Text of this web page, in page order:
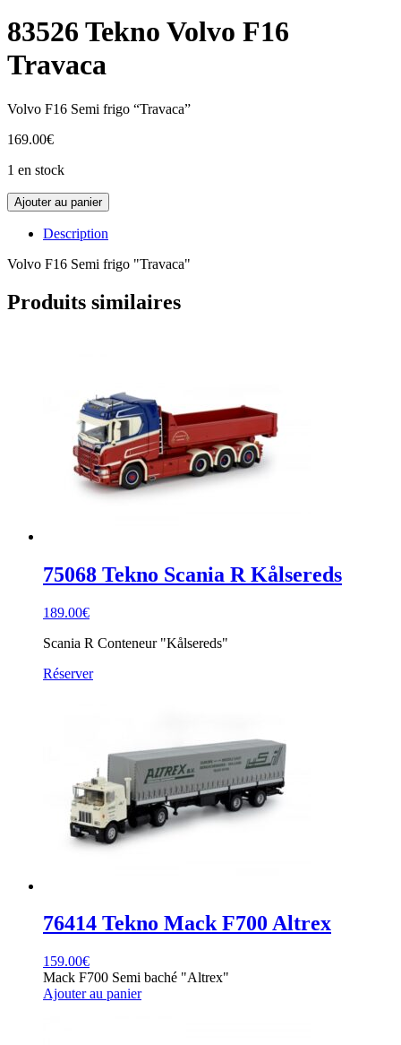
83526 Tekno Volvo F16
Travaca
Volvo F16 Semi frigo “Travaca”
169.00€
1 en stock
quantité
de
83526
Volvo
Travaca
Ajouter au panier
Description
Volvo F16 Semi frigo "Travaca"
Produits similaires
75068 Tekno Scania R Kålsereds
189.00€
Scania R Conteneur "Kålsereds"
Réserver
76414 Tekno Mack F700 Altrex
159.00€
Mack F700 Semi baché "Altrex"
Ajouter au panier